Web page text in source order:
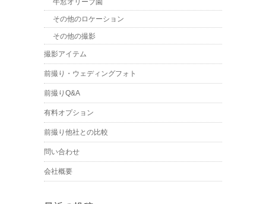
牛窓オリーブ園
その他のロケーション
その他の撮影
撮影アイテム
前撮り・ウェディングフォト
前撮りQ&A
有料オプション
前撮り他社との比較
問い合わせ
会社概要